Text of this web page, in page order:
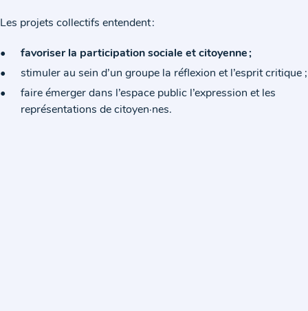
Les projets collectifs entendent :
favoriser la participation sociale et citoyenne ;
stimuler au sein d’un groupe la réflexion et l’esprit critique ;
faire émerger dans l’espace public l’expression et les
représentations de citoyen·nes.